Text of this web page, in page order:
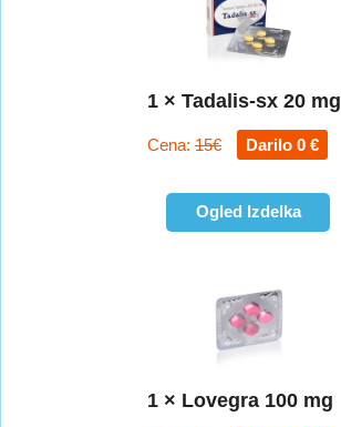
1 × Tadalis-sx 20 mg
Cena: 15€ Darilo 0 €
Ogled Izdelka
1 × Lovegra 100 mg